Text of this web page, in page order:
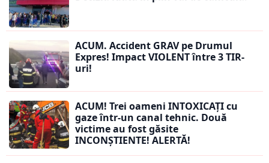
ACUM. Accident GRAV pe Drumul
Expres! Impact VIOLENT între 3 TIR-
uri!
ACUM! Trei oameni INTOXICAȚI cu
gaze într-un canal tehnic. Două
victime au fost găsite
INCONȘTIENTE! ALERTĂ!